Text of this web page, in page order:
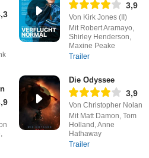
3,9
Von Kirk Jones (II)
Mit Robert Aramayo,
Shirley Henderson,
Maxine Peake
Trailer
Die Odyssee
3,9
Von Christopher Nolan
Mit Matt Damon, Tom
Holland, Anne
Hathaway
Trailer